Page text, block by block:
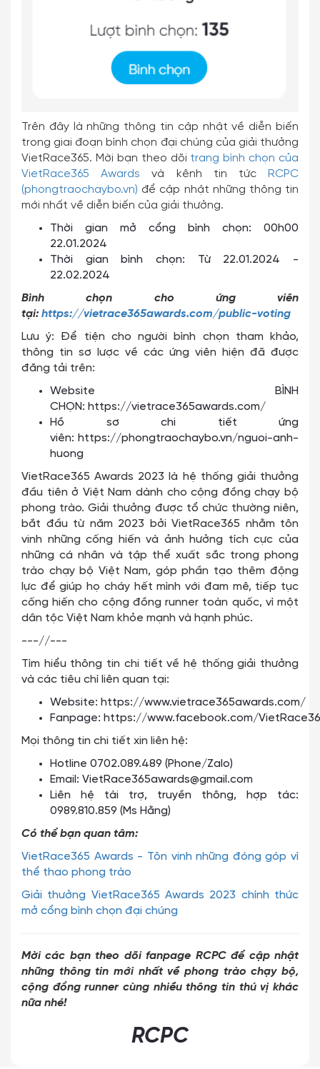
Trên đây là những thông tin cập nhật về diễn biến
trong giai đoạn bình chọn đại chúng của giải thưởng
VietRace365. Mời bạn theo dõi trang bình chọn của
VietRace365 Awards và kênh tin tức
RCPC
(phongtraochaybo.vn) để cập nhật những thông tin
mới nhất về diễn biến của giải thưởng.
Thời gian mở cổng bình chọn: 00h00
22.01.2024
Thời gian bình chọn: Từ 22.01.2024 -
22.02.2024
Bình chọn cho ứng viên
tại: https://vietrace365awards.com/public-voting
Lưu ý: Để tiện cho người bình chọn tham khảo,
thông tin sơ lược về các ứng viên hiện đã được
đăng tải trên:
Website BÌNH
CHỌN: https://vietrace365awards.com/
Hồ sơ chi tiết ứng
viên: https://phongtraochaybo.vn/nguoi-anh-
huong
VietRace365 Awards 2023 là hệ thống giải thưởng
đầu tiên ở Việt Nam dành cho cộng đồng chạy bộ
phong trào. Giải thưởng được tổ chức thường niên,
bắt đầu từ năm 2023 bởi VietRace365 nhằm tôn
vinh những cống hiến và ảnh hưởng tích cực của
những cá nhân và tập thể xuất sắc trong phong
trào chạy bộ Việt Nam, góp phần tạo thêm động
lực để giúp họ cháy hết mình với đam mê, tiếp tục
cống hiến cho cộng đồng runner toàn quốc, vì một
dân tộc Việt Nam khỏe mạnh và hạnh phúc.
---//---
Tìm hiểu thông tin chi tiết về hệ thống giải thưởng
và các tiêu chí liên quan tại:
Website: https://www.vietrace365awards.com/
Fanpage: https://www.facebook.com/
Mọi thông tin chi tiết xin liên hệ:
Hotline 0702.089.489 (Phone/Zalo)
Email: VietRace365awards@gmail.com
Liên hệ tài trợ, truyền thông, hợp tác:
0989.810.859 (Ms Hằng)
Có thể bạn quan tâm:
VietRace365 Awards - Tôn vinh những đóng góp vì
thể thao phong trào
Giải thưởng VietRace365 Awards 2023 chính thức
mở cổng bình chọn đại chúng
Mời các bạn theo dõi fanpage RCPC để cập nhật
những thông tin mới nhất về phong trào chạy bộ,
cộng đồng runner cùng nhiều thông tin thú vị khác
nữa nhé!
RCPC